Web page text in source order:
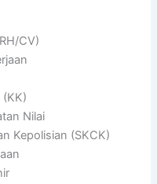
CV)
Nilai
Kepolisian (SKCK)